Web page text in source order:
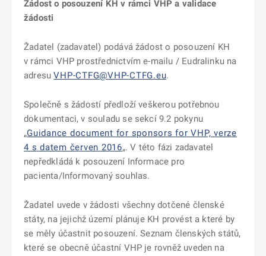
Žádost o posouzení KH v rámci VHP a validace
žádosti
Žadatel (zadavatel) podává žádost o posouzení KH
v rámci VHP prostřednictvím e-mailu / Eudralinku na
adresu VHP-CTFG@VHP-CTFG.eu.
Společně s žádostí předloží veškerou potřebnou
dokumentaci, v souladu se sekcí 9.2 pokynu
„Guidance document for sponsors for VHP, verze
4 s datem červen 2016„. V této fázi zadavatel
nepředkládá k posouzení Informace pro
pacienta/Informovaný souhlas.
Žadatel uvede v žádosti všechny dotčené členské
státy, na jejichž území plánuje KH provést a které by
se měly účastnit posouzení. Seznam členských států,
které se obecně účastní VHP je rovněž uveden na